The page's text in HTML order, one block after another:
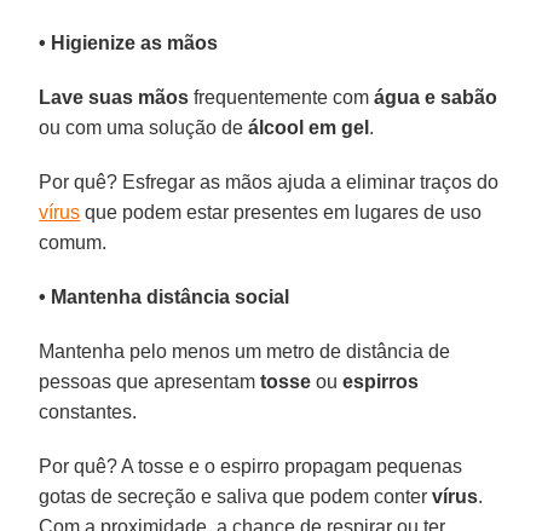
• Higienize as mãos
Lave suas mãos frequentemente comágua e sabão
ou com uma solução deálcool em gel .
Por quê? Esfregar as mãos ajuda a eliminar traços do
vírus que podem estar presentes em lugares de uso
comum.
• Mantenha distância social
Mantenha pelo menos um metro de distância de
pessoas que apresentamtosse ouespirros
constantes.
Por quê? A tosse e o espirro propagam pequenas
gotas de secreção e saliva que podem contervírus.
Com a proximidade, a chance de respirar ou ter